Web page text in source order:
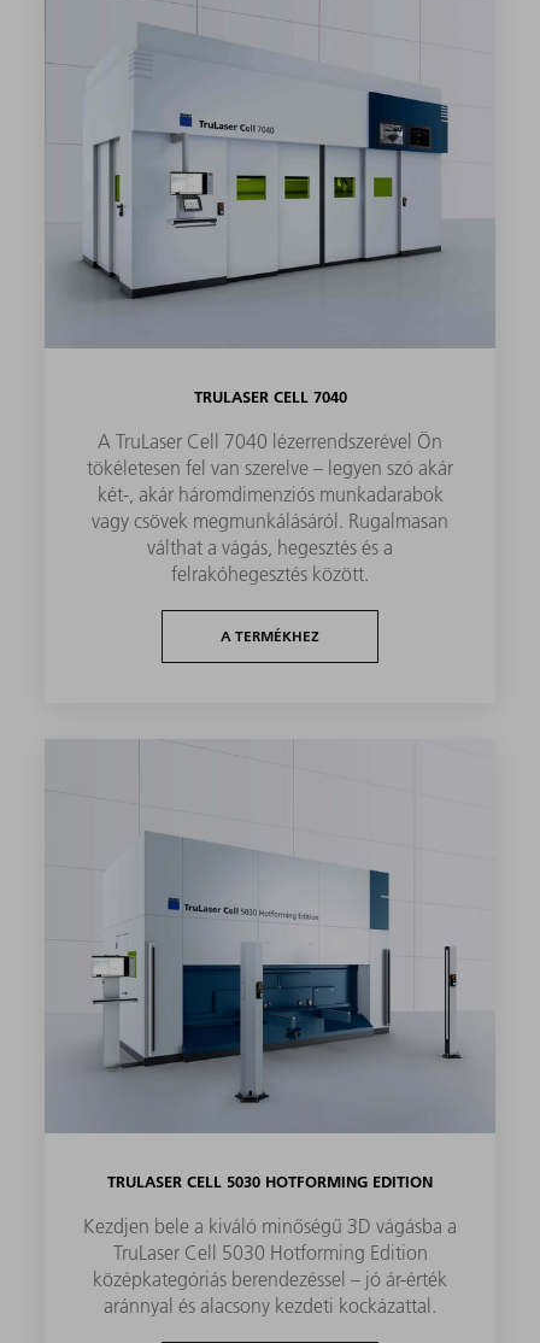
TRULASER CELL 7040
A TruLaser Cell 7040 lézerrendszerével Ön
tökéletesen fel van szerelve – legyen szó akár
két-, akár háromdimenziós munkadarabok
vagy csövek megmunkálásáról. Rugalmasan
válthat a vágás, hegesztés és a
felrakóhegesztés között.
A TERMÉKHEZ
TRULASER CELL 5030 HOTFORMING EDITION​
Kezdjen bele a kiváló minőségű 3D vágásba a
TruLaser Cell 5030 Hotforming Edition
középkategóriás berendezéssel – jó ár-érték
aránnyal és alacsony kezdeti kockázattal.